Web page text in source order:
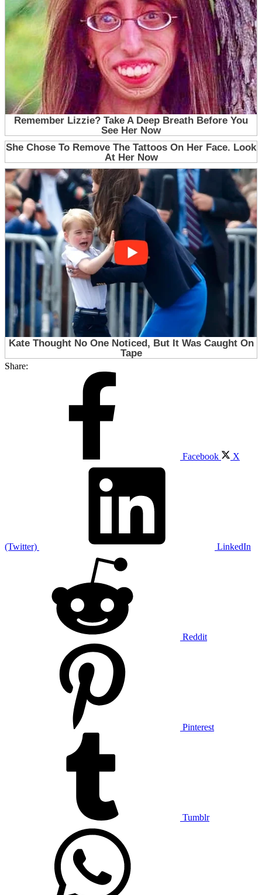
Share:
Facebook X
(Twitter) LinkedIn
Reddit
Pinterest
Tumblr